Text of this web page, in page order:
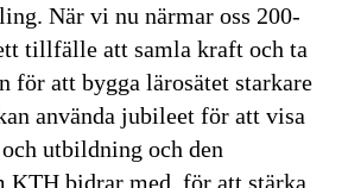
När vi nu närmar oss 200-
tillfälle att samla kraft och ta
för att bygga lärosätet starkare
använda jubileet för att visa
utbildning och den
KTH bidrar med, för att stärka